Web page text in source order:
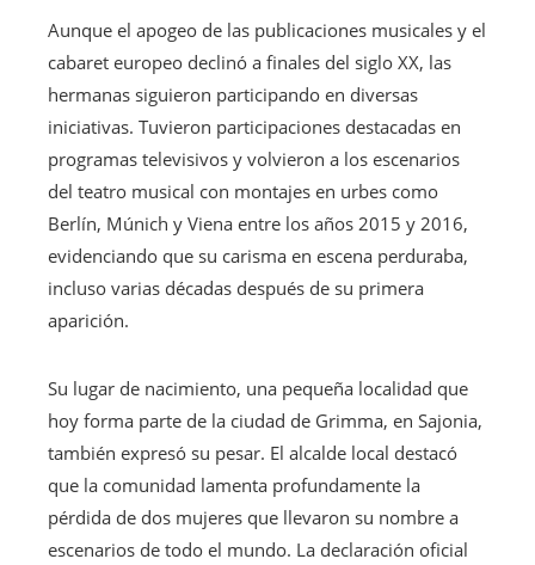
Aunque el apogeo de las publicaciones musicales y el
cabaret europeo declinó a finales del siglo XX, las
hermanas siguieron participando en diversas
iniciativas. Tuvieron participaciones destacadas en
programas televisivos y volvieron a los escenarios
del teatro musical con montajes en urbes como
Berlín, Múnich y Viena entre los años 2015 y 2016,
evidenciando que su carisma en escena perduraba,
incluso varias décadas después de su primera
aparición.
Su lugar de nacimiento, una pequeña localidad que
hoy forma parte de la ciudad de Grimma, en Sajonia,
también expresó su pesar. El alcalde local destacó
que la comunidad lamenta profundamente la
pérdida de dos mujeres que llevaron su nombre a
escenarios de todo el mundo. La declaración oficial